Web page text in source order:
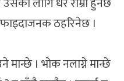
ठहरिनेछ ।
मान्छे । भोक नलाग्ने मान्छे